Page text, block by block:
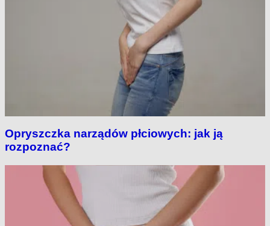
Opryszczka narządów płciowych: jak ją
rozpoznać?